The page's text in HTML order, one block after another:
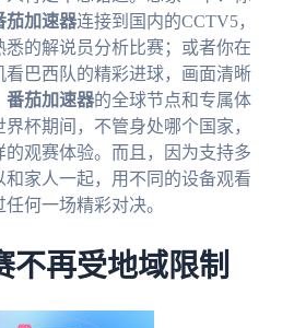
茄加速器连接到国内的CCTV5，
的解说员分析比赛；或者你在
巴西队的精彩进球，画面清晰
番茄加速器的全球节点和专属体
杯期间，不管身处哪个国家，
观赛体验。而且，因为支持多
家人一起，用不同的设备观看
何一场精彩对决。
不再受地域限制